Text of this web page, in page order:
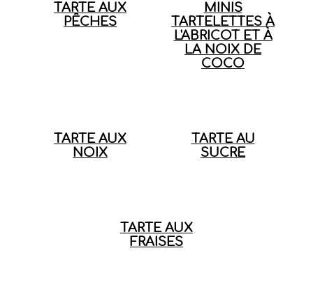
TARTE AUX
PÊCHES
MINIS
TARTELETTES À
L'ABRICOT ET À
LA NOIX DE
COCO
TARTE AUX
NOIX
TARTE AU
SUCRE
TARTE AUX
FRAISES